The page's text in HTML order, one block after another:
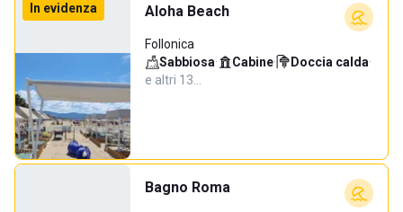
In evidenza Aloha Beach
Follonica
Sabbiosa· Cabine· Doccia calda·
e altri 13…
Bagno Roma